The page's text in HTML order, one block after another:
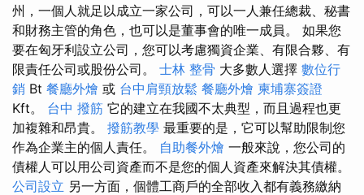
州，一個人就足以成立一家公司，可以一人兼任總裁、秘書
和財務主管的角色，也可以是董事會的唯一成員。 如果您
要在匈牙利設立公司，您可以考慮獨資企業、有限合夥、有
限責任公司或股份公司。 士林 整骨 大多數人選擇 數位行
銷 Bt 餐廳外燴 或 台中肩頸放鬆 餐廳外燴 柬埔寨簽證
Kft。 台中 撥筋 它的建立在我國不太典型，而且過程也更
加複雜和昂貴。 撥筋教學 最重要的是，它可以幫助限制您
作為企業主的個人責任。 自助餐外燴 一般來說，您公司的
債權人可以用公司資產而不是您的個人資產來解決其債權。
公司設立 另一方面，個體工商戶的全部收入都有義務繳納